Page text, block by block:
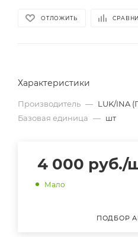
ОТЛОЖИТЬ
Характеристики
Производитель — LUK/INA
Базовая единица — шт
4 000 руб./
Мало
ПОДБОР